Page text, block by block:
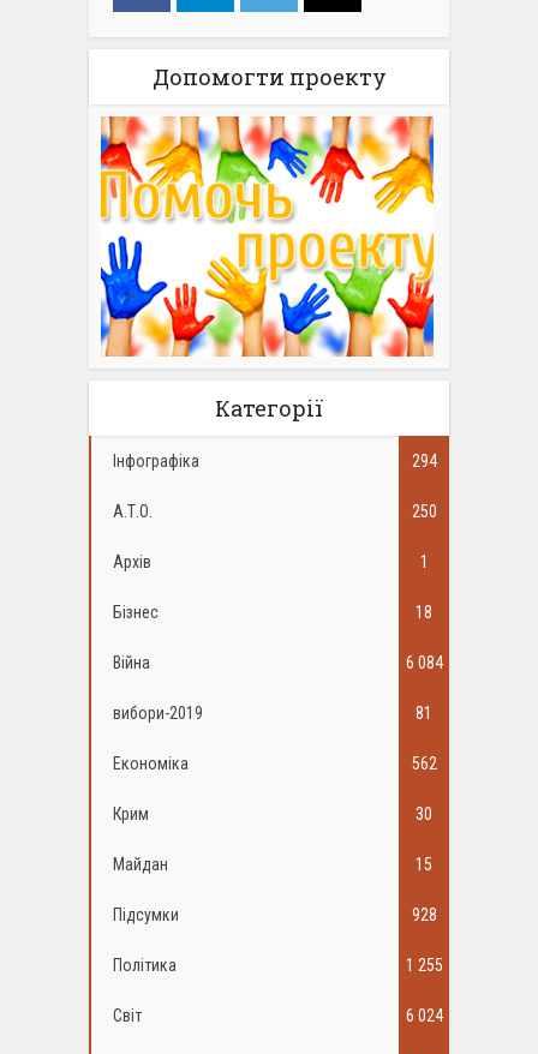
Допомогти проекту
Категорії
Інфографіка 294
А.Т.О. 250
Архів 1
Бізнес 18
Війна 6 084
вибори-2019 81
Економіка 562
Крим 30
Майдан 15
Підсумки 928
Політика 1 255
Світ 6 024